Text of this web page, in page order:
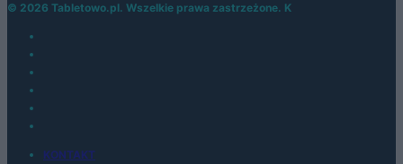
© 2026 Tabletowo.pl. Wszelkie prawa zastrzeżone. K
KONTAKT